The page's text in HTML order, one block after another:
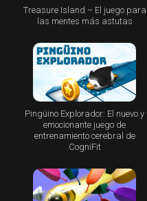
Treasure Island – El juego para
las mentes más astutas
Pingüino Explorador: El nuevo y
emocionante juego de
entrenamiento cerebral de
CogniFit